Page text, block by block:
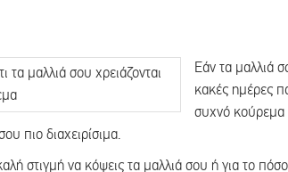
Εάν τα μαλλιά
κακές ημέρες
συχνό κούρεμα
πιο διαχειρίσιμα.
στιγμή να κόψεις τα μαλλιά σου ή για το